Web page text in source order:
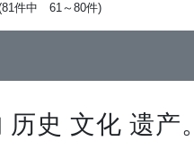
件中 61～80件)
史 文化 遗产。